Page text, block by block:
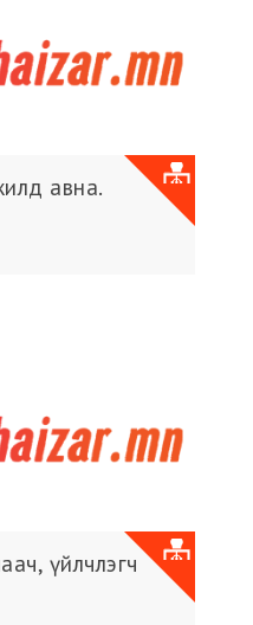
авна.
үйлчлэгч